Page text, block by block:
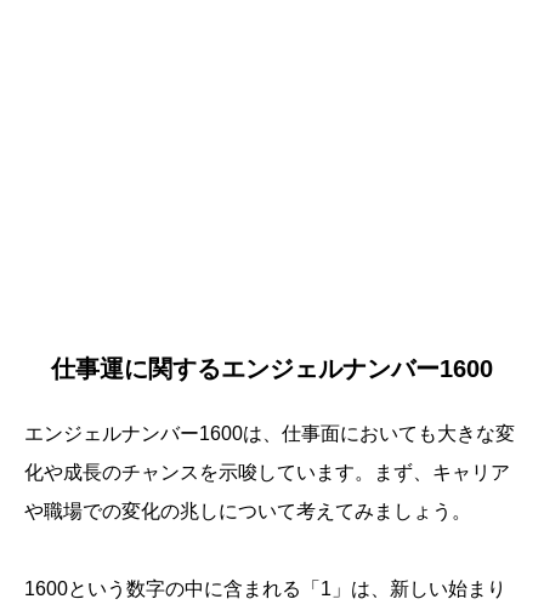
仕事運に関するエンジェルナンバー1600
エンジェルナンバー1600は、仕事面においても大きな変
化や成長のチャンスを示唆しています。まず、キャリア
や職場での変化の兆しについて考えてみましょう。
1600という数字の中に含まれる「1」は、新しい始まり